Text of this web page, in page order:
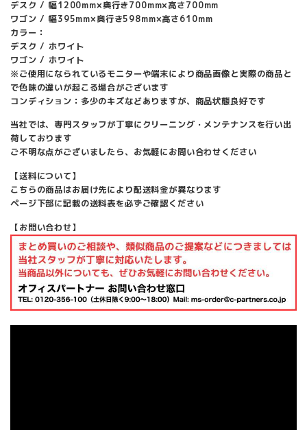
デスク / 幅1200mm×奥行き700mm×高さ700mm
ワゴン / 幅395mm×奥行き598mm×高さ610mm
カラー：
デスク / ホワイト
ワゴン / ホワイト
※ご使用になられているモニターや端末により商品画像と実際の商品と
で色味の違いが起こる場合がございます
コンディション：多少のキズなどありますが、商品状態良好です
当社では、専門スタッフが丁寧にクリーニング・メンテナンスを行い出
荷しております
ご不明な点がございましたら、お気軽にお問い合わせください
【送料について】
こちらの商品はお届け先により配送料金が異なります
ページ下部に記載の送料表を必ずご確認ください
【お問い合わせ】